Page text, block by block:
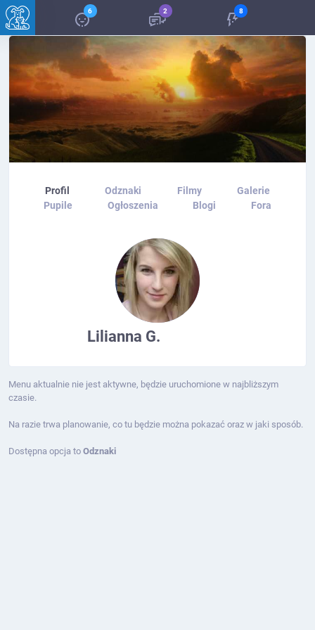
6 2 8
Profil Odznaki Filmy
Galerie
Pupile
Ogłoszenia Blogi Fora
Lilianna G.
Menu aktualnie nie jest aktywne, będzie uruchomione w najbliższym
czasie.
Na razie trwa planowanie, co tu będzie można pokazać oraz w jaki sposób.
Dostępna opcja to Odznaki